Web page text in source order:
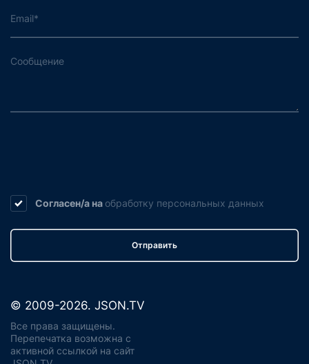
Согласен/а на обработку персональных данных
Отправить
© 2009-2026. JSON.TV
Все права защищены.
Перепечатка возможна с
активной ссылкой на сайт